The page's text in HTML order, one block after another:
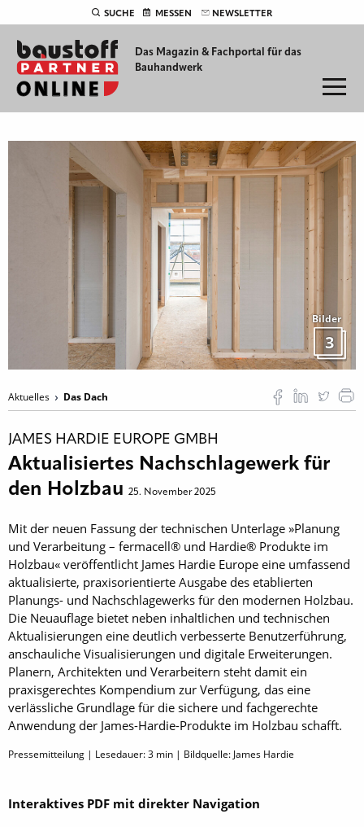
SUCHE MESSEN NEWSLETTER
Das Magazin & Fachportal für das
Bauhandwerk
Bilder
3
Aktuelles Das Dach
JAMES HARDIE EUROPE GMBH
Aktualisiertes Nachschlagewerk für
den Holzbau 25. November 2025
Mit der neuen Fassung der technischen Unterlage »Planung
und Verarbeitung – fermacell® und Hardie® Produkte im
Holzbau« veröffentlicht James Hardie Europe eine umfassend
aktualisierte, praxisorientierte Ausgabe des etablierten
Planungs- und Nachschlagewerks für den modernen Holzbau.
Die Neuauflage bietet neben inhaltlichen und technischen
Aktualisierungen eine deutlich verbesserte Benutzerführung,
anschauliche Visualisierungen und digitale Erweiterungen.
Planern, Architekten und Verarbeitern steht damit ein
praxisgerechtes Kompendium zur Verfügung, das eine
verlässliche Grundlage für die sichere und fachgerechte
Anwendung der James-Hardie-Produkte im Holzbau schafft.
Pressemitteilung | Lesedauer:3 min | Bildquelle: James Hardie
Interaktives PDF mit direkter Navigation